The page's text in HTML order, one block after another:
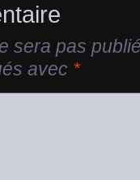
sera pas
avec *